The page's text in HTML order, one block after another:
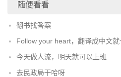
随便看看
翻书找答案
Follow your heart，翻译成中文就
今天做人流，明天就可以上班
去民政局干哈呀